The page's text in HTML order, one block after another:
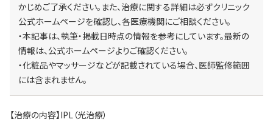
かじめご了承ください。また、治療に関する詳細は必ずクリニック
公式ホームページを確認し、各医療機関にご相談ください。
・本記事は、執筆・掲載日時点の情報を参考にしています。最新の
情報は、公式ホームページよりご確認ください。
・化粧品やマッサージなどが記載されている場合、医師監修範囲
には含まれません。
【治療の内容】IPL（光治療）